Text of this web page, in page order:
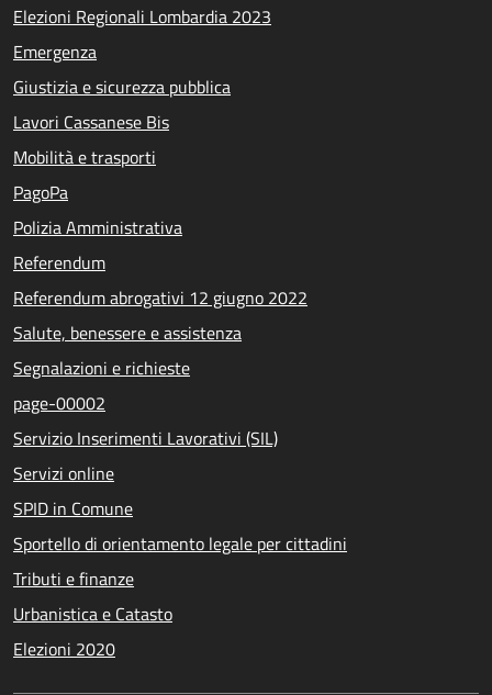
Elezioni Regionali Lombardia 2023
Emergenza
Giustizia e sicurezza pubblica
Lavori Cassanese Bis
Mobilità e trasporti
PagoPa
Polizia Amministrativa
Referendum
Referendum abrogativi 12 giugno 2022
Salute, benessere e assistenza
Segnalazioni e richieste
page-00002
Servizio Inserimenti Lavorativi (SIL)
Servizi online
SPID in Comune
Sportello di orientamento legale per cittadini
Tributi e finanze
Urbanistica e Catasto
Elezioni 2020